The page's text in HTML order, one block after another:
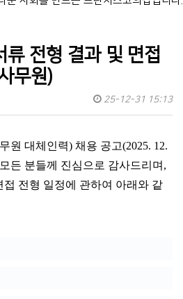
전형 결과 및 면접
무원)
25-12-31 15:13
원 대체인력) 채용 공고(2025. 12.
든 분들께 진심으로 감사드리며 ,
접 전형 일정에 관하여 아래와 같